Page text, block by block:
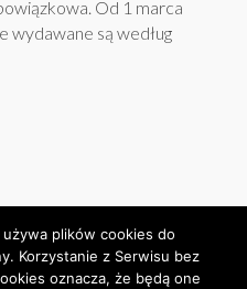
Od 1 marca
wydawane są według
plików cookies do
Korzystanie z Serwisu bez
oznacza, że będą one